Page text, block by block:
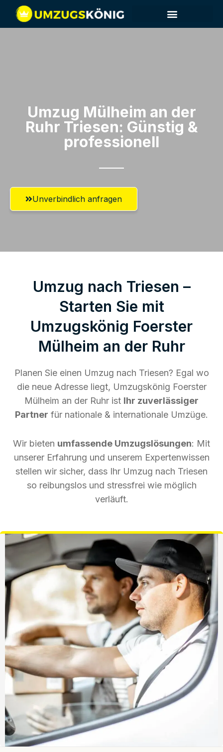
Umzug Mülheim an der
Ruhr​ Triesen: Günstig &
professionell​
Unverbindlich anfragen
Umzug nach Triesen –
Starten Sie mit
Umzugskönig Foerster
Mülheim an der Ruhr
Planen Sie einen Umzug nach Triesen? Egal wo
die neue Adresse liegt, Umzugskönig Foerster
Mülheim an der Ruhr ist Ihr zuverlässiger
Partner für nationale & internationale Umzüge.
Wir bieten umfassende Umzugslösungen: Mit
unserer Erfahrung und unserem Expertenwissen
stellen wir sicher, dass Ihr Umzug nach Triesen
so reibungslos und stressfrei wie möglich
verläuft.